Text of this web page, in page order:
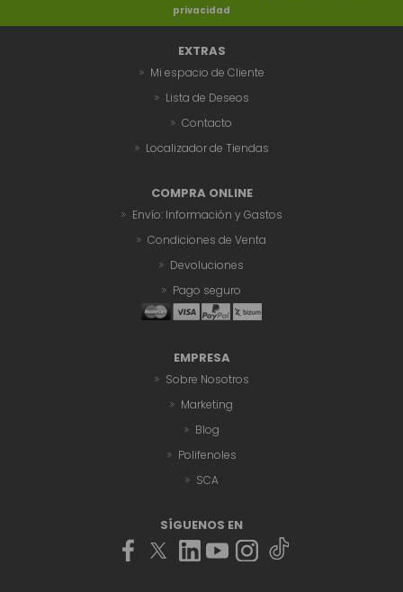
privacidad
EXTRAS
Mi espacio de Cliente
Lista de Deseos
Contacto
Localizador de Tiendas
COMPRA ONLINE
Envío: Información y Gastos
Condiciones de Venta
Devoluciones
Pago seguro
EMPRESA
Sobre Nosotros
Marketing
Blog
Polifenoles
SCA
SÍGUENOS EN